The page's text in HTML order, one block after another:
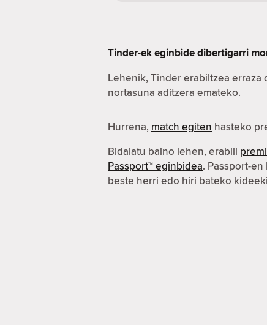
Tinder-ek eginbide dibertigarri
Lehenik, Tinder erabiltzea erraza
nortasuna aditzera emateko.
Hurrena, match egiten hasteko
Bidaiatu baino lehen, erabili
Passport™ eginbidea. Passport-
beste herri edo hiri bateko